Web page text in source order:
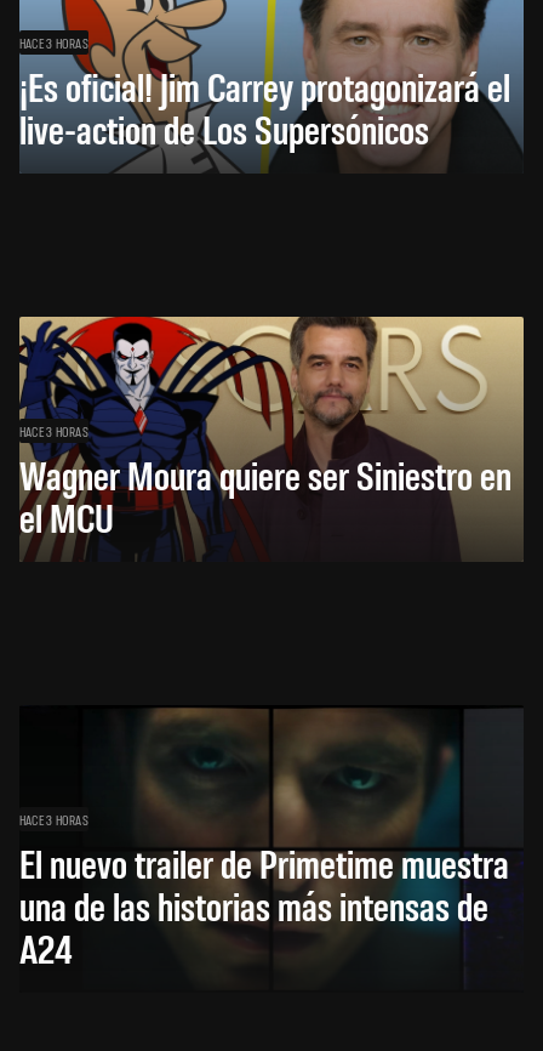
HACE 3 HORAS
¡Es oficial! Jim Carrey protagonizará el
live-action de Los Supersónicos
HACE 3 HORAS
Wagner Moura quiere ser Siniestro en
el MCU
HACE 3 HORAS
El nuevo trailer de Primetime muestra
una de las historias más intensas de
A24